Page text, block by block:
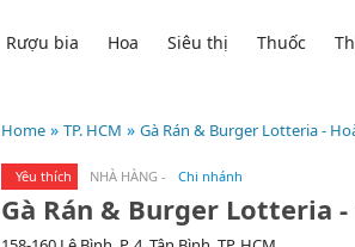
Rượu bia Hoa Siêu thị Thuốc
Home TP. HCM Gà Rán & Burger Lotteria -
Yêu thích NHÀ HÀNG - Chi nhánh
Gà Rán & Burger Lotteria -